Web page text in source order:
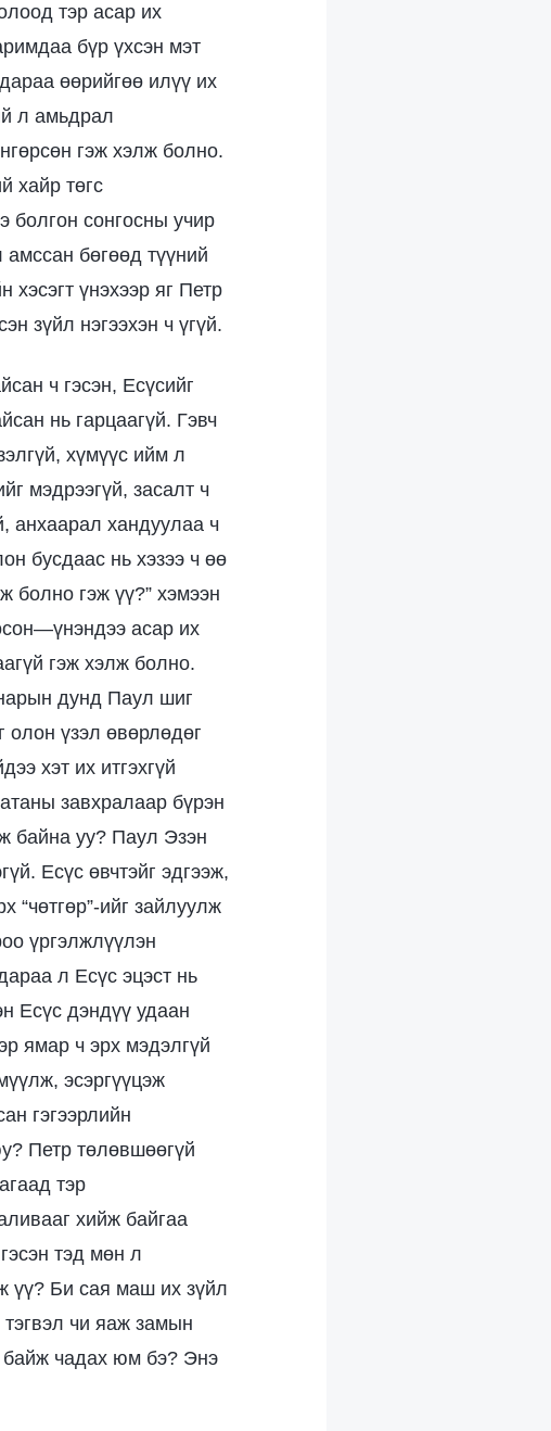
тэр асар их
бүр үхсэн мэт
өөрийгөө илүү их
л амьдрал
гэж хэлж болно.
хайр төгс
болгон сонгосны учир
бөгөөд түүний
үнэхээр яг Петр
зүйл нэгээхэн ч үгүй.
ч гэсэн, Есүсийг
нь гарцаагүй. Гэвч
хүмүүс ийм л
мэдрээгүй, засалт ч
анхаарал хандуулаа ч
бусдаас нь хэзээ ч өө
болно гэж үү?” хэмээн
асар их
гэж хэлж болно.
дунд Паул шиг
олон үзэл өвөрлөдөг
хэт их итгэхгүй
завхралаар бүрэн
байна уу? Паул Эзэн
Есүс өвчтэйг эдгээж,
“чөтгөр”-ийг зайлуулж
үргэлжлүүлэн
л Есүс эцэст нь
Есүс дэндүү удаан
ямар ч эрх мэдэлгүй
эсэргүүцэж
гэгээрлийн
Петр төлөвшөөгүй
тэр
хийж байгаа
тэд мөн л
үү? Би сая маш их зүйл
чи яаж замын
байж чадах юм бэ? Энэ